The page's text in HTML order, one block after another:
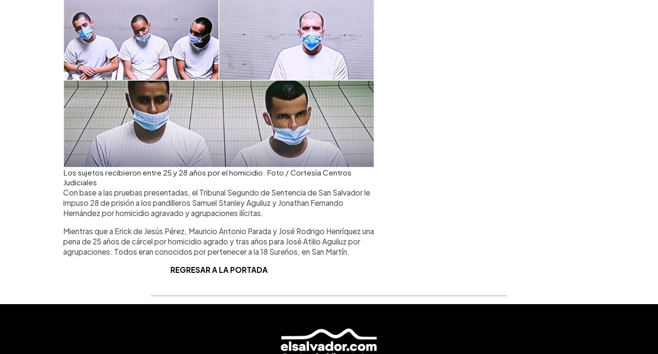
Los sujetos recibieron entre 25 y 28 años por el homicidio. Foto / Cortesía Centros
Judiciales
Con base a las pruebas presentadas, el Tribunal Segundo de Sentencia de San Salvador le
impuso 28 de prisión a los pandilleros Samuel Stanley Aguiluz y Jonathan Fernando
Hernández por homicidio agravado y agrupaciones ilícitas.
Mientras que a Erick de Jesús Pérez, Mauricio Antonio Parada y José Rodrigo Henríquez una
pena de 25 años de cárcel por homicidio agrado y tras años para José Atilio Aguiluz por
agrupaciones. Todos eran conocidos por pertenecer a la 18 Sureños, en San Martín.
REGRESAR A LA PORTADA